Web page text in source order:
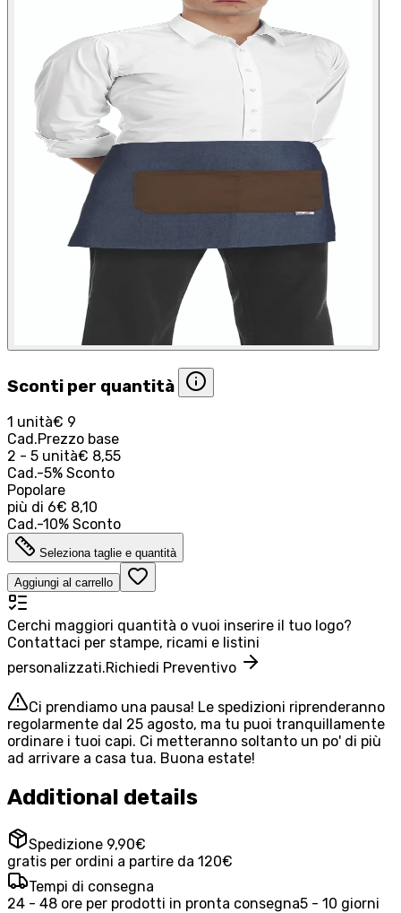
Sconti per quantità
1 unità€ 9
Cad.Prezzo base
2 - 5 unità€ 8,55
Cad.-5% Sconto
Popolare
più di 6€ 8,10
Cad.-10% Sconto
Seleziona taglie e quantità
Aggiungi al carrello
Cerchi maggiori quantità o vuoi inserire il tuo logo?
Contattaci per stampe, ricami e listini
personalizzati.Richiedi Preventivo
Ci prendiamo una pausa! Le spedizioni riprenderanno
regolarmente dal 25 agosto, ma tu puoi tranquillamente
ordinare i tuoi capi. Ci metteranno soltanto un po' di più
ad arrivare a casa tua. Buona estate!
Additional details
Spedizione 9,90€
gratis per ordini a partire da 120€
Tempi di consegna
24 - 48 ore per prodotti in pronta consegna5 - 10 giorni